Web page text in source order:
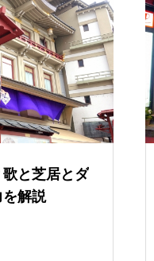
と芝居とダ
を解説